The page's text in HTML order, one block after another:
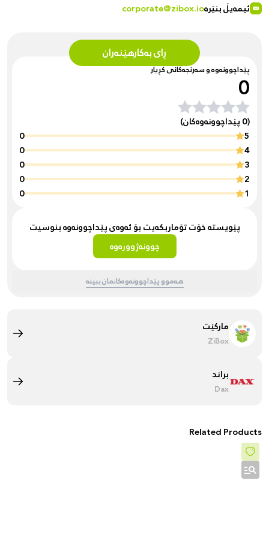
ڕای بەکارهێنەران
پێداچوونەوە و سەرنجەکانی کڕیار
0
(0 پێداچوونەوەکان)
5
0
4
0
3
0
2
0
1
0
پێویستە خۆت تۆماربکەیت بۆ ئەوەی پێداچوونەوە بنوسیت
چوونەژوورەوە
هەموو پێداچوونەوەکانمان ببینە
ئیمەیڵ بنێرەcorporate@zibox.io
مارکێت
ZiBox
براند
Dax
Related Products